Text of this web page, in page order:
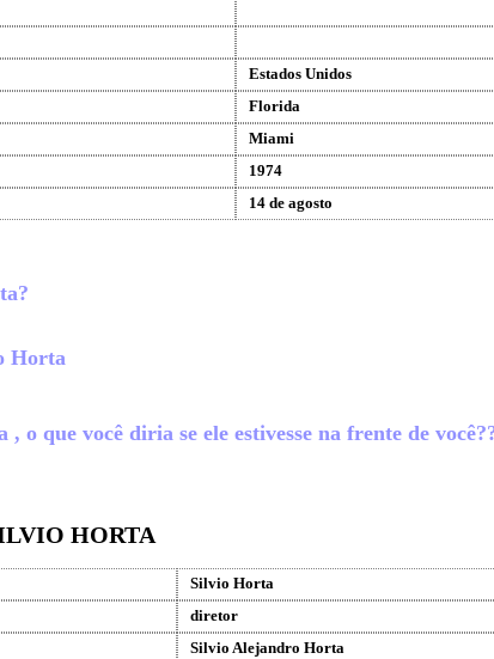
Estados Unidos
Florida
Miami
1974
14 de agosto
Horta
o que você diria se ele estivesse na frente de
HORTA
Silvio Horta
diretor
Silvio Alejandro Horta